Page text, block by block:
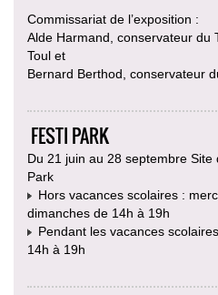
Commissariat de l’exposition :
Alde Harmand, conservateur du
Toul et
Bernard Berthod, conservateur
FESTI PARK
Du 21 juin au 28 septembre Site
Park
Hors vacances scolaires :
dimanches de 14h à 19h
Pendant les vacances
14h à 19h